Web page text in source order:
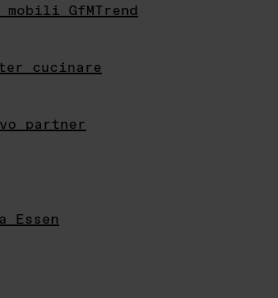
GfMTrend
cucinare
partner
Essen